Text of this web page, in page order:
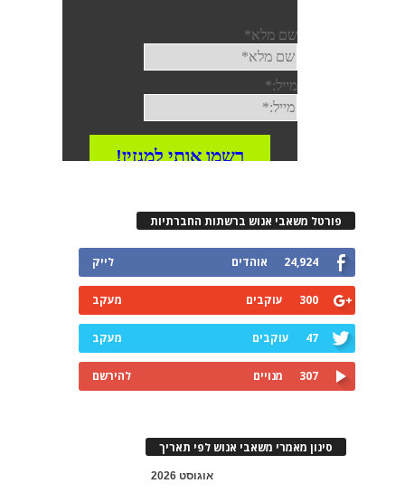
פורטל משאבי אנוש ברשתות החברתיות
24,924 אוהדים לייק
300 עוקבים מעקב
47 עוקבים מעקב
307 מנויים להירשם
סינון מאמרי משאבי אנוש לפי תאריך
אוגוסט 2026